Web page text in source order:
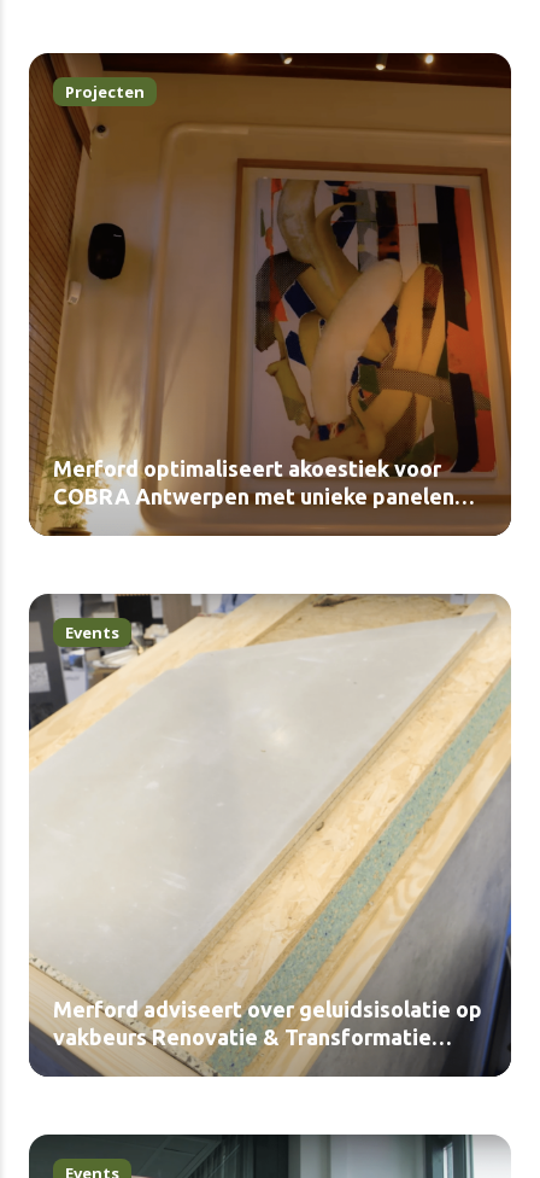
Projecten
Merford optimaliseert akoestiek voor
COBRA Antwerpen met unieke panelen
(video)
Events
Merford adviseert over geluidsisolatie op
vakbeurs Renovatie & Transformatie
(video)
Events